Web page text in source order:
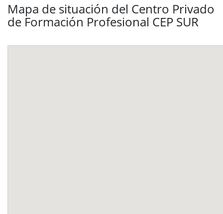
Mapa de situación del Centro Privado
de Formación Profesional CEP SUR